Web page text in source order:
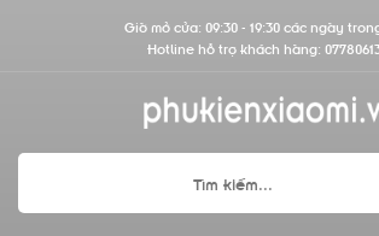
Giờ mở cửa: 09:30 - 19:30 các ngày
Hotline hỗ trợ khách hàng: